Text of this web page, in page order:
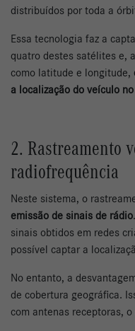
distribuídos por toda a
Essa tecnologia faz a
quatro destes satélites e,
como latitude e longitude,
a localização do veículo
2. Rastreamento
radiofrequência
Neste sistema, o
emissão de sinais de rádio
sinais obtidos em redes
possível captar a
No entanto, a
de cobertura geográfica.
com antenas receptoras,